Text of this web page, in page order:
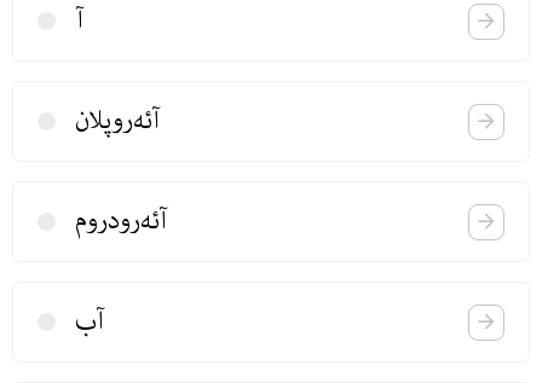
آ
آئه‌روپلان
آئه‌رودروم
آب